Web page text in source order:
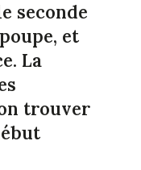
seconde
et
La
trouver